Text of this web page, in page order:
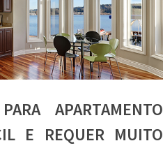
APARTAMENTO
E REQUER MUITO